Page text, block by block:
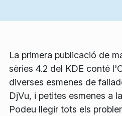
La primera publicació de
sèries 4.2 del KDE conté
diverses esmenes de
DjVu, i petites esmenes a
Podeu llegir tots els